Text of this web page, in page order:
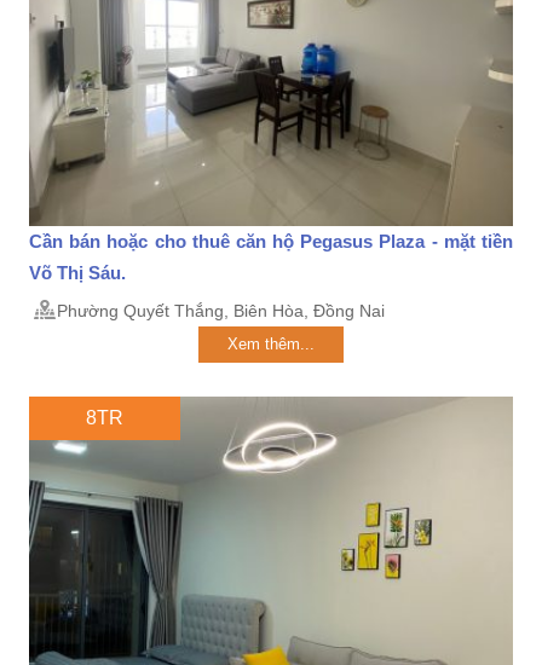
Cần bán hoặc cho thuê căn hộ Pegasus Plaza - mặt tiền
Võ Thị Sáu.
Phường Quyết Thắng, Biên Hòa, Đồng Nai
Xem thêm...
8TR